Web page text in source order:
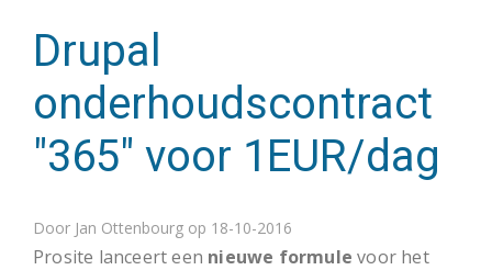
Drupal
onderhoudscontract
"365" voor 1EUR/dag
Door Jan Ottenbourg op 18-10-2016
Prosite lanceert een nieuwe formule voor het